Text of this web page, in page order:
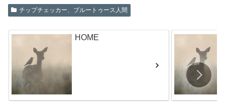
チップチェッカー、ブルートゥース人間
HOME